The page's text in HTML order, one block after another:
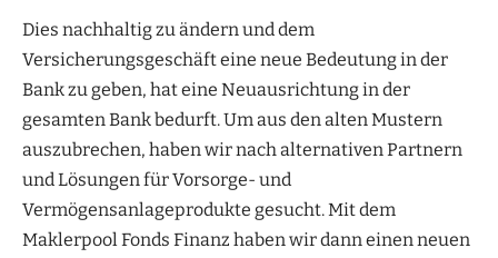
Dies nachhaltig zu ändern und dem
Versicherungsgeschäft eine neue Bedeutung in der
Bank zu geben, hat eine Neuausrichtung in der
gesamten Bank bedurft. Um aus den alten Mustern
auszubrechen, haben wir nach alternativen Partnern
und Lösungen für Vorsorge- und
Vermögensanlageprodukte gesucht. Mit dem
Maklerpool Fonds Finanz haben wir dann einen neuen